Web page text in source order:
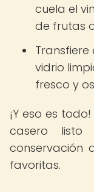
cuela el
de frutas
vidrio
fresco y
¡Y eso es
casero
conservación
favoritas.